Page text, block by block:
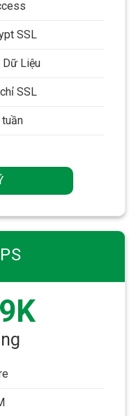
SSL
Dữ Liệu
SSL